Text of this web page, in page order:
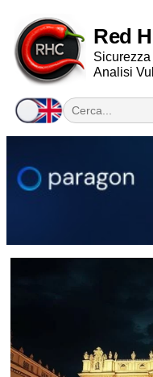
Red
Analisi